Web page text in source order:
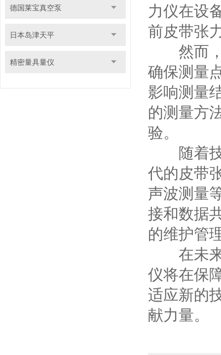
德国莱宝真空泵
日本岛津天平
精密量具量仪
力仪在设
前皮带张
然而，
确保测量
影响测量
的测量方
验。
随着技
代的皮带
声波测量
接和数据
的维护管
在未来
仪将在保
适应新的
献力量。